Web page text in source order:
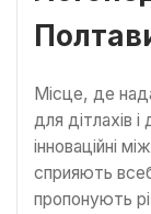
Місце, де
для дітлахів
інноваційні
сприяють
пропонують